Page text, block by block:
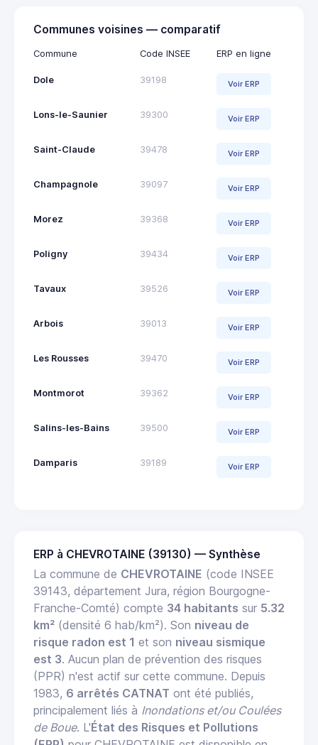
Communes voisines — comparatif
Commune Code INSEE ERP en ligne
Dole 39198 Voir ERP
Lons-le-Saunier 39300 Voir ERP
Saint-Claude 39478 Voir ERP
Champagnole 39097 Voir ERP
Morez 39368 Voir ERP
Poligny 39434 Voir ERP
Tavaux 39526 Voir ERP
Arbois 39013 Voir ERP
Les Rousses 39470 Voir ERP
Montmorot 39362 Voir ERP
Salins-les-Bains 39500 Voir ERP
Damparis 39189 Voir ERP
ERP à CHEVROTAINE (39130) — Synthèse
La commune de CHEVROTAINE (code INSEE
39143, département Jura, région Bourgogne-
Franche-Comté) compte 34 habitants sur 5.32
km² (densité 6 hab/km²). Son niveau de
risque radon est 1 et son niveau sismique
est 3. Aucun plan de prévention des risques
(PPR) n'est actif sur cette commune. Depuis
1983, 6 arrêtés CATNAT ont été publiés,
principalement liés à Inondations et/ou Coulées
de Boue. L'État des Risques et Pollutions